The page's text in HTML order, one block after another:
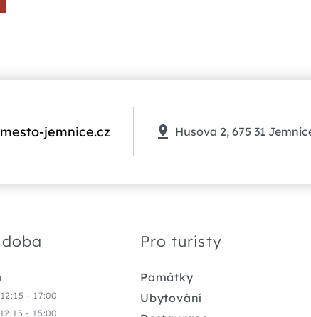
jemnice.cz Husova 2, 675 31
- 17:00
- 15:00
Pro turisty
Památky
Ubytování